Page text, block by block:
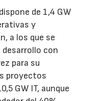
de 1,4 GW
y
a los que se
desarrollo con
para su
proyectos
GW IT, aunque